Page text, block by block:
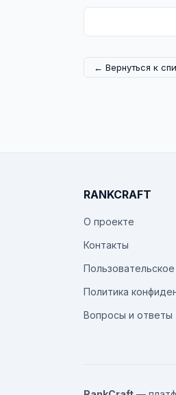
← Вернуться к
RANKCRAFT
О проекте
Контакты
Политика
Вопросы и ответы